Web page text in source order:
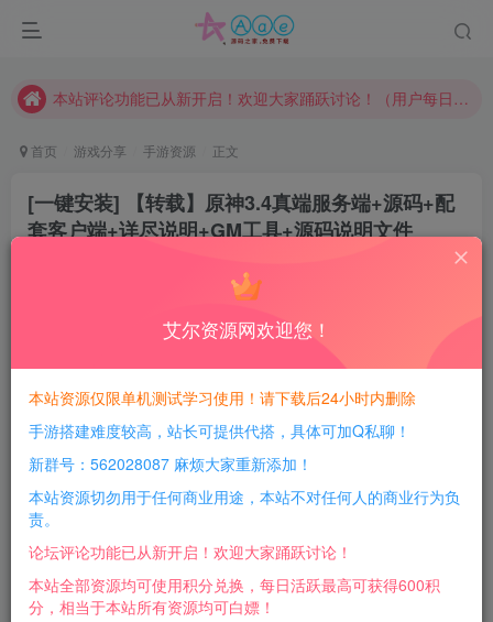
本网站的文章部分内容可能来源于网络，仅供大家学习与参考，如有侵权，请联系站长QQ466107887进行删除处理。
本站资源大多存储在云盘，如发现链接失效，请联系我们我们会第一时间更新。
请勿相信任何评论区广告！以免上当受骗！
本网站的文章部分内容可能来源于网络，仅供大家学习与参考，如有侵权，请联系站长QQ466107887进行删除处理。
首页 游戏分享 手游资源 正文
[一键安装] 【转载】原神3.4真端服务端+源码+配
套客户端+详尽说明+GM工具+源码说明文件
410
每日活跃最高可获得600积分！所有资源可以使用
积分免费兑换！
游戏介绍：
感谢原创作者Coke的无私分享！
启动虚拟机后输入服务端的账号密码
账号 root
密码114514
艾尔资源网欢迎您！
本站资源仅限单机测试学习使用！请下载后24小时内删除
手游搭建难度较高，站长可提供代搭，具体可加Q私聊！
新群号：562028087 麻烦大家重新添加！
本站资源切勿用于任何商业用途，本站不对任何人的商业行为负
责。
论坛评论功能已从新开启！欢迎大家踊跃讨论！
本站全部资源均可使用积分兑换，每日活跃最高可获得600积
分，相当于本站所有资源均可白嫖！